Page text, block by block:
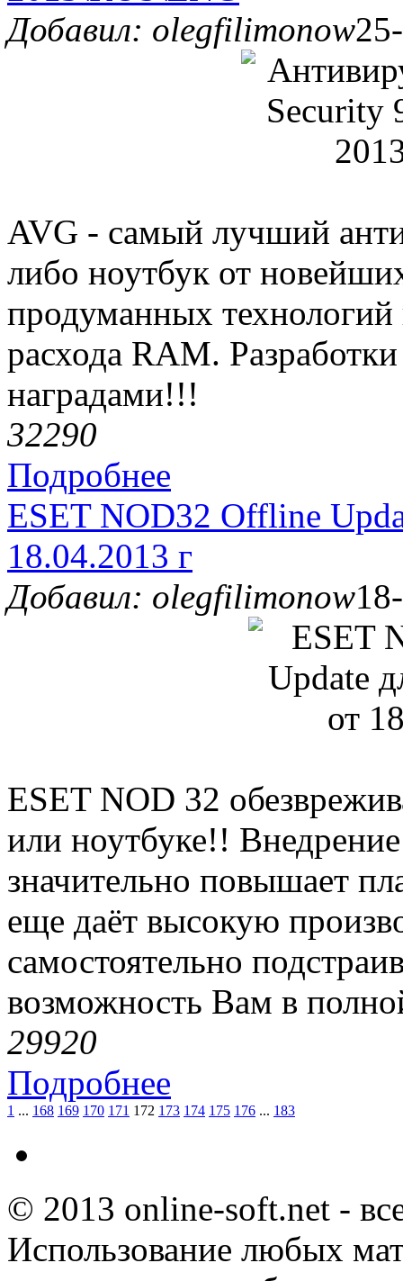
Добавил: olegfilimonow
AVG - самый лучший
либо ноутбук от
продуманных
расхода RAM.
наградами!!!
32290
Подробнее
ESET NOD32 Offline
18.04.2013 г
Добавил: olegfilimonow
ESET NOD 32
или ноутбуке!!
значительно повышает
еще даёт высокую
самостоятельно
возможность Вам в
29920
Подробнее
1 ... 168 169 170 171 172 173 174 175 176 ... 183
© 2013 online-soft.net -
Использование любых